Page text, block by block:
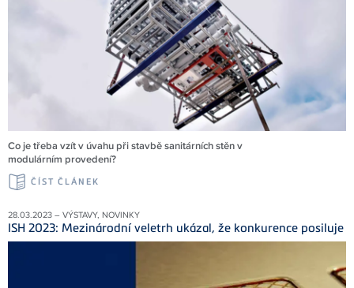
Co je třeba vzít v úvahu při stavbě sanitárních stěn v
modulárním provedení?
ČÍST ČLÁNEK
28.03.2023 – VÝSTAVY, NOVINKY
ISH 2023: Mezinárodní veletrh ukázal, že konkurence posiluje